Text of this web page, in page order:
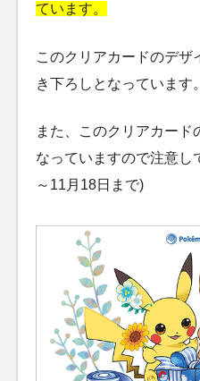
ています。
このクリアカードのデザ
き下ろしとなっています。
また、このクリアカード
なっていますので注意し
～11月18日まで)